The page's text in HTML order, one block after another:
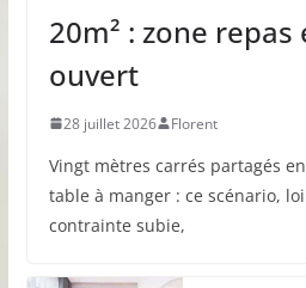
20m² : zone repas
ouvert
28 juillet 2026 Florent
Vingt mètres carrés partagés
table à manger : ce scénario,
contrainte subie,